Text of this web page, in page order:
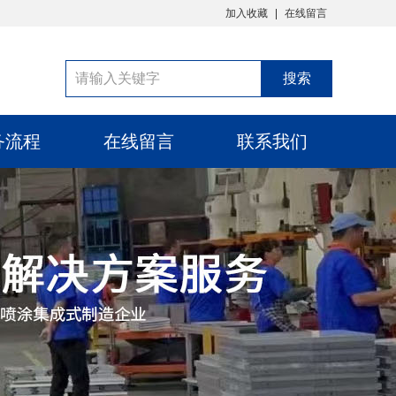
加入收藏 在线留言
流程 在线留言 联系我们